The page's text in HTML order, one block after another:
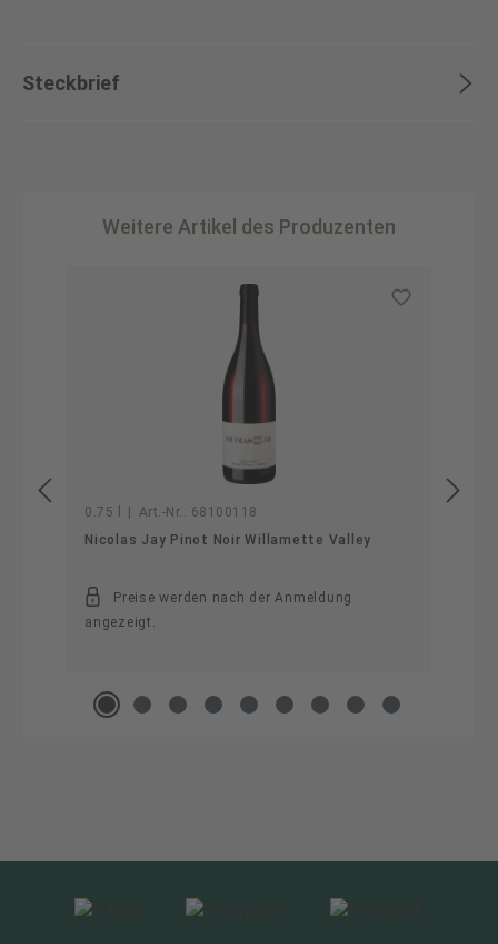
Steckbrief
Weitere Artikel des Produzenten
0.75 l Art.-Nr.: 68100118
Nicolas Jay Pinot Noir Willamette Valley
Preise werden nach der Anmeldung
angezeigt.